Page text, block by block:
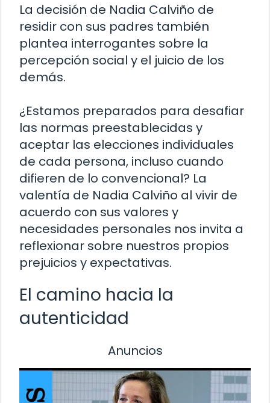
La decisión de Nadia Calviño de
residir con sus padres también
plantea interrogantes sobre la
percepción social y el juicio de los
demás.
¿Estamos preparados para desafiar
las normas preestablecidas y
aceptar las elecciones individuales
de cada persona, incluso cuando
difieren de lo convencional? La
valentía de Nadia Calviño al vivir de
acuerdo con sus valores y
necesidades personales nos invita a
reflexionar sobre nuestros propios
prejuicios y expectativas.
El camino hacia la
autenticidad
Anuncios